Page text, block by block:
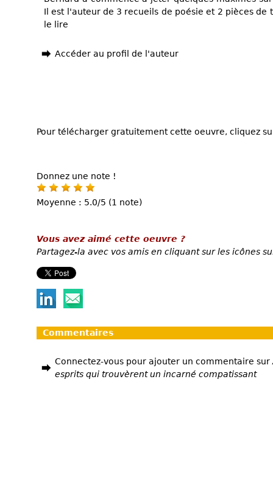
Il est l'auteur de 3 recueils de poésie et 2 pièces de
le lire
Accéder au profil de l'auteur
Pour télécharger gratuitement cette oeuvre, cliquez
Donnez une note !
Moyenne : 5.0/5 (1 note)
Vous avez aimé cette oeuvre ?
Partagez-la avec vos amis en cliquant sur les icônes
Commentaires
Connectez-vous pour ajouter un commentaire sur
esprits qui trouvèrent un incarné compatissant